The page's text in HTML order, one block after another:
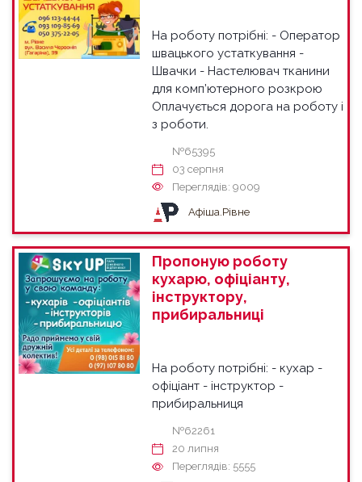
На роботу потрібні: - Оператор
швацького устаткування -
Швачки - Настелювач тканини
для комп’ютерного розкрою
Оплачується дорога на роботу і
з роботи.
№65395
03 серпня
Переглядів: 9009
Афіша.Рівне
Пропоную роботу
кухарю, офіціанту,
інструктору,
прибиральниці
На роботу потрібні: - кухар -
офіціант - інструктор -
прибиральниця
№62261
20 липня
Переглядів: 5555